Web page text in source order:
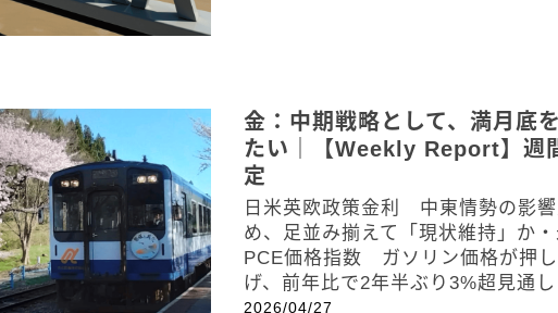
金：中期戦略として、満月底
たい｜【Weekly Report】週
定
日米英欧政策金利 中東情勢の影
め、足並み揃えて「現状維持」か
PCE価格指数 ガソリン価格が押
げ、前年比で2年半ぶり3%超見通し
2026/04/27